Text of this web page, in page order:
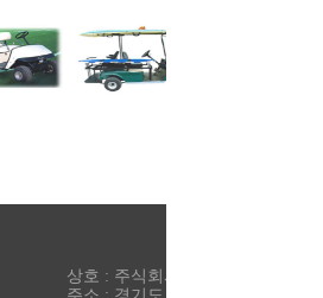
상호 : 주식회사 아이엔지파인텍